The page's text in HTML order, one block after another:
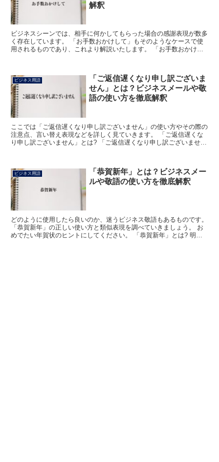
解釈
ビジネスシーンでは、相手に何かしてもらった場合の感謝表現が数多
く存在しています。 「お手数おかけして」もそのようなケースで使
用されるものであり、これより解説いたします。 「お手数おかけし
ビジネス用語
「ご返信遅くなり申し訳ございま
せん」とは？ビジネスメールや敬
語の使い方を徹底解釈
ここでは「ご返信遅くなり申し訳ございません」の使い方やその際の
注意点、言い替え表現などを詳しく見ていきます。 「ご返信遅くな
り申し訳ございません」とは? 「ご返信遅くなり申し訳ございませ
ビジネス用語
「恭賀新年」とは？ビジネスメー
ルや敬語の使い方を徹底解釈
どのように使用したら良いのか、迷うビジネス敬語もあるものです。
「恭賀新年」の正しい使い方と類似表現を調べていきましょう。 お
めでたい年賀状のヒントにしてください。 「恭賀新年」とは? 明る